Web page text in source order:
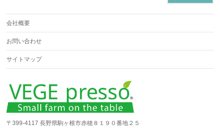
会社概要
お問い合わせ
サイトマップ
〒399-4117 長野県駒ヶ根市赤穂８１９０番地２５